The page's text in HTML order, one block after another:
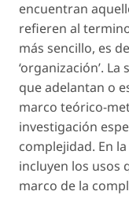
encuentran
refieren al
más sencillo, es
‘organización’.
que adelantan o
marco teórico-
investigación
complejidad. En
incluyen los usos
marco de la